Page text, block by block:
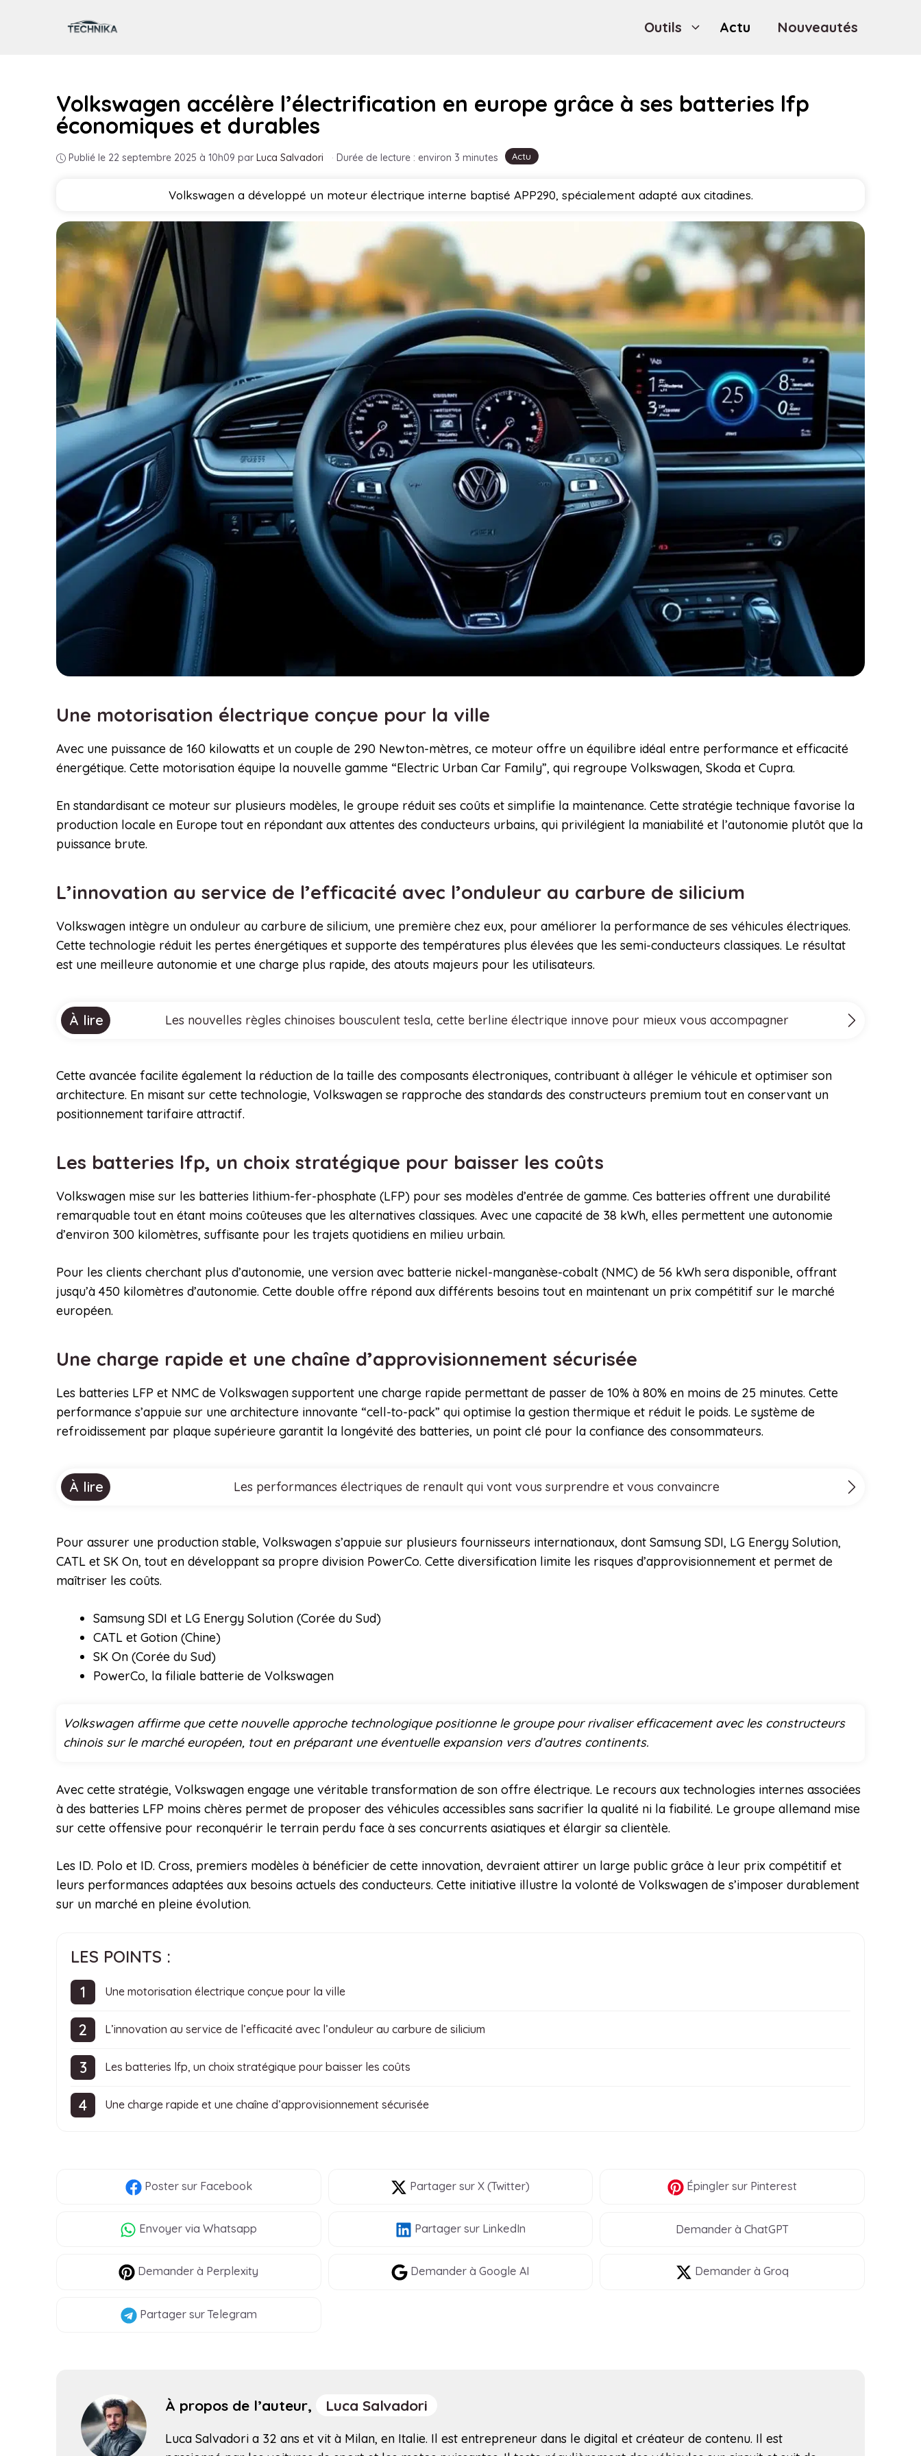
Outils Actu Nouveautés
Actu
Volkswagen accélère l’électrification en europe grâce à ses batteries lfp
économiques et durables
Publié le 22 septembre 2025 à 10h09 par Luca Salvadori · Durée de lecture : environ 3 minutes
Volkswagen a développé un moteur électrique interne baptisé APP290, spécialement adapté aux citadines.
Une motorisation électrique conçue pour la ville
Avec une puissance de 160 kilowatts et un couple de 290 Newton-mètres, ce moteur offre un équilibre idéal entre performance et efficacité
énergétique. Cette motorisation équipe la nouvelle gamme “Electric Urban Car Family”, qui regroupe Volkswagen, Skoda et Cupra.
En standardisant ce moteur sur plusieurs modèles, le groupe réduit ses coûts et simplifie la maintenance. Cette stratégie technique favorise la
production locale en Europe tout en répondant aux attentes des conducteurs urbains, qui privilégient la maniabilité et l’autonomie plutôt que la
puissance brute.
L’innovation au service de l’efficacité avec l’onduleur au carbure de silicium
Volkswagen intègre un onduleur au carbure de silicium, une première chez eux, pour améliorer la performance de ses véhicules électriques.
Cette technologie réduit les pertes énergétiques et supporte des températures plus élevées que les semi-conducteurs classiques. Le résultat
est une meilleure autonomie et une charge plus rapide, des atouts majeurs pour les utilisateurs.
À lire Les nouvelles règles chinoises bousculent tesla, cette berline électrique innove pour mieux vous accompagner
Cette avancée facilite également la réduction de la taille des composants électroniques, contribuant à alléger le véhicule et optimiser son
architecture. En misant sur cette technologie, Volkswagen se rapproche des standards des constructeurs premium tout en conservant un
positionnement tarifaire attractif.
Les batteries lfp, un choix stratégique pour baisser les coûts
Volkswagen mise sur les batteries lithium-fer-phosphate (LFP) pour ses modèles d’entrée de gamme. Ces batteries offrent une durabilité
remarquable tout en étant moins coûteuses que les alternatives classiques. Avec une capacité de 38 kWh, elles permettent une autonomie
d’environ 300 kilomètres, suffisante pour les trajets quotidiens en milieu urbain.
Pour les clients cherchant plus d’autonomie, une version avec batterie nickel-manganèse-cobalt (NMC) de 56 kWh sera disponible, offrant
jusqu’à 450 kilomètres d’autonomie. Cette double offre répond aux différents besoins tout en maintenant un prix compétitif sur le marché
européen.
Une charge rapide et une chaîne d’approvisionnement sécurisée
Les batteries LFP et NMC de Volkswagen supportent une charge rapide permettant de passer de 10% à 80% en moins de 25 minutes. Cette
performance s’appuie sur une architecture innovante “cell-to-pack” qui optimise la gestion thermique et réduit le poids. Le système de
refroidissement par plaque supérieure garantit la longévité des batteries, un point clé pour la confiance des consommateurs.
À lire Les performances électriques de renault qui vont vous surprendre et vous convaincre
Pour assurer une production stable, Volkswagen s’appuie sur plusieurs fournisseurs internationaux, dont Samsung SDI, LG Energy Solution,
CATL et SK On, tout en développant sa propre division PowerCo. Cette diversification limite les risques d’approvisionnement et permet de
maîtriser les coûts.
Samsung SDI et LG Energy Solution (Corée du Sud)
CATL et Gotion (Chine)
SK On (Corée du Sud)
PowerCo, la filiale batterie de Volkswagen
Volkswagen affirme que cette nouvelle approche technologique positionne le groupe pour rivaliser efficacement avec les constructeurs
chinois sur le marché européen, tout en préparant une éventuelle expansion vers d’autres continents.
Avec cette stratégie, Volkswagen engage une véritable transformation de son offre électrique. Le recours aux technologies internes associées
à des batteries LFP moins chères permet de proposer des véhicules accessibles sans sacrifier la qualité ni la fiabilité. Le groupe allemand mise
sur cette offensive pour reconquérir le terrain perdu face à ses concurrents asiatiques et élargir sa clientèle.
Les ID. Polo et ID. Cross, premiers modèles à bénéficier de cette innovation, devraient attirer un large public grâce à leur prix compétitif et
leurs performances adaptées aux besoins actuels des conducteurs. Cette initiative illustre la volonté de Volkswagen de s’imposer durablement
sur un marché en pleine évolution.
LES POINTS :
Une motorisation électrique conçue pour la ville
L’innovation au service de l’efficacité avec l’onduleur au carbure de silicium
Les batteries lfp, un choix stratégique pour baisser les coûts
Une charge rapide et une chaîne d’approvisionnement sécurisée
Postersur Facebook Partager sur X (Twitter) Épingler sur Pinterest
Envoyer via Whatsapp Partagersur LinkedIn Demander à ChatGPT
Demander à Perplexity Demander à Google AI Demander à Groq
Partagersur Telegram
À propos de l’auteur, Luca Salvadori
Luca Salvadori a 32 ans et vit à Milan, en Italie. Il est entrepreneur dans le digital et créateur de contenu. Il est